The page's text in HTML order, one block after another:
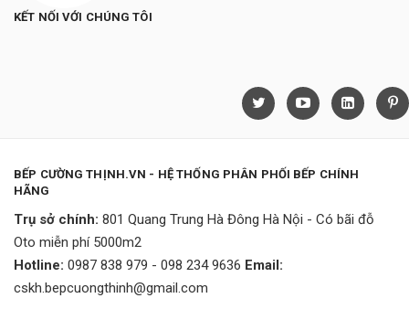
KẾT NỐI VỚI CHÚNG TÔI
BẾP CƯỜNG THỊNH.VN - HỆ THỐNG PHÂN PHỐI BẾP CHÍNH
HÃNG
Trụ sở chính: 801 Quang Trung Hà Đông Hà Nội - Có bãi đỗ
Oto miễn phí 5000m2
Hotline: 0987 838 979 - 098 234 9636 Email:
cskh.bepcuongthinh@gmail.com